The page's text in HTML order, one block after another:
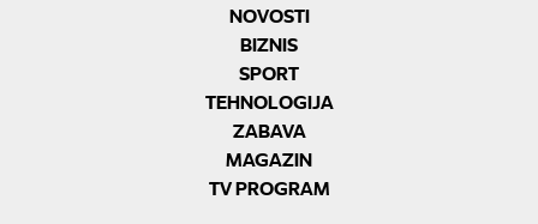
NOVOSTI
BIZNIS
SPORT
TEHNOLOGIJA
ZABAVA
MAGAZIN
TV PROGRAM